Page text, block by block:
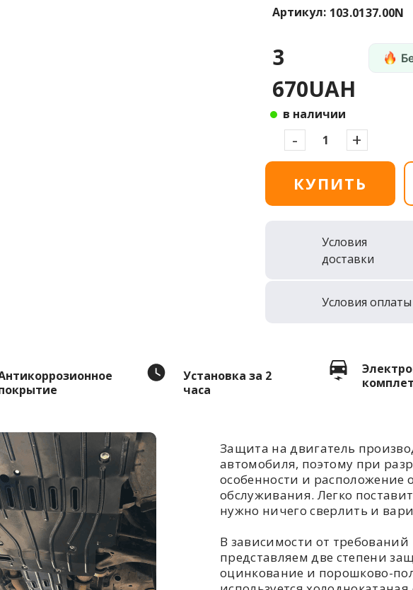
Артикул: 103.0137.00N
3
670UAH
в наличии
- +
КУПИТЬ
Условия
доставки
Условия оплаты
Установка за 2
часа
Защита на двигатель
автомобиля, поэтому при
особенности и расположение
обслуживания. Легко
нужно ничего сверлить и
В зависимости от
представляем две степени
оцинкование и порошково-